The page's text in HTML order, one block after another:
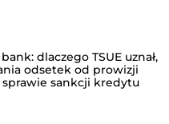
dlaczego TSUE uznał,
odsetek od prowizji
sprawie sankcji kredytu